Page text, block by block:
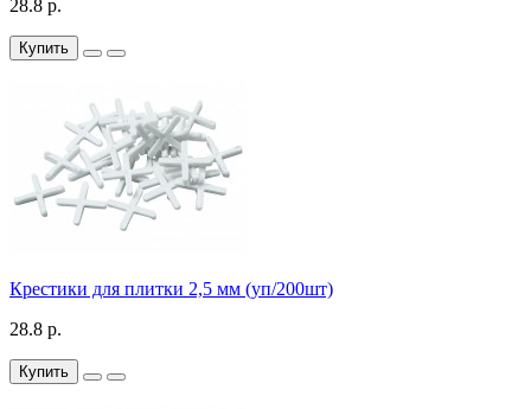
28.8 р.
Купить
Крестики для плитки 2,5 мм (уп/200шт)
28.8 р.
Купить